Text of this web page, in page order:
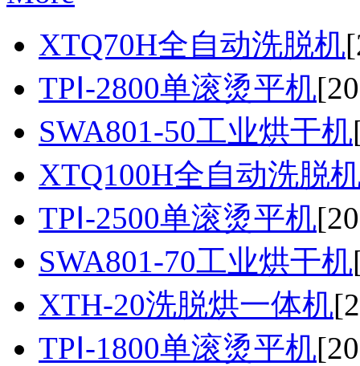
XTQ70H全自动洗脱机
TPⅠ-2800单滚烫平机
SWA801-50工业烘干机
XTQ100H全自动洗脱
TPⅠ-2500单滚烫平机
SWA801-70工业烘干机
XTH-20洗脱烘一体机
TPⅠ-1800单滚烫平机